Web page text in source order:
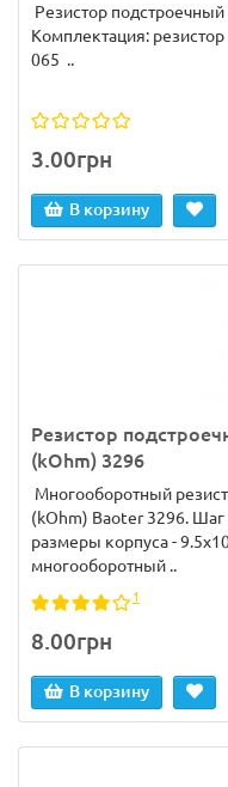
Резистор
Комплектация:
065 ..
3.00грн
В корзину
Резистор
(kOhm) 3296
Многооборотный
(kOhm) Baoter 3296.
размеры корпуса -
многооборотный ..
1
8.00грн
В корзину